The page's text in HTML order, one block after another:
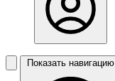
Показать навигацию